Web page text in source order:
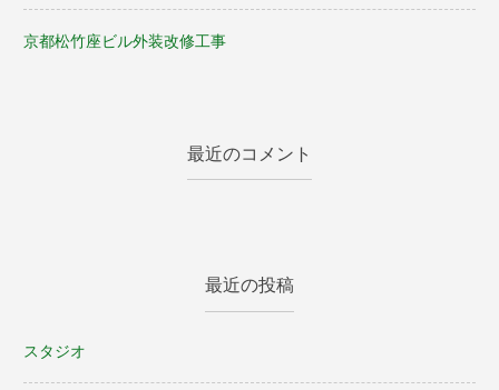
京都松竹座ビル外装改修工事
最近のコメント
最近の投稿
スタジオ